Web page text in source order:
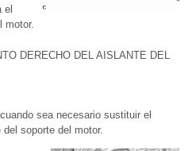
el
motor.
DERECHO DEL AISLANTE DEL
sea necesario sustituir el
soporte del motor.